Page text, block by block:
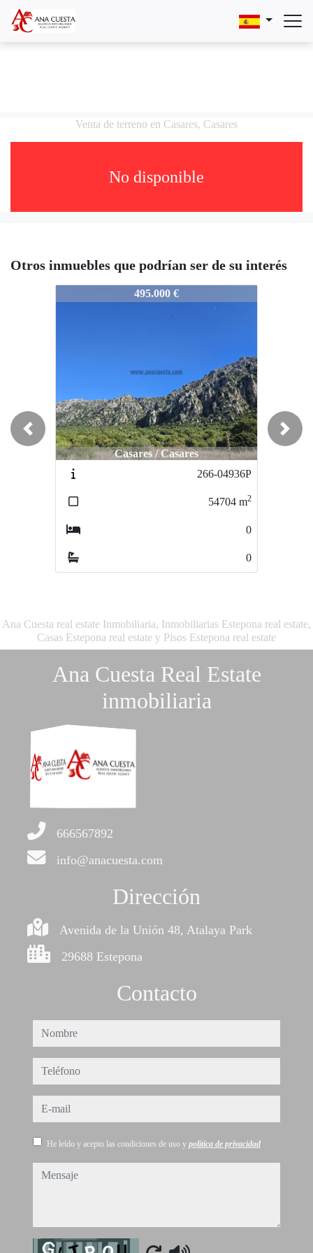
Venta de terreno en Casares, Casares
No disponible
Otros inmuebles que podrían ser de su interés
495.000 €
Casares / Casares
266-04936P
54704 m2
0
0
Previous Next
Ana Cuesta real estate Inmobiliaria, Inmobiliarias Estepona real estate,
Casas Estepona real estate y Pisos Estepona real estate
Ana Cuesta Real Estate
inmobiliaria
666567892
info@anacuesta.com
Dirección
Avenida de la Unión 48, Atalaya Park
29688 Estepona
Contacto
nombre
teléfono
e-mail
He leído y acepto las condiciones de uso y política de privacidad
mensaje
Captcha